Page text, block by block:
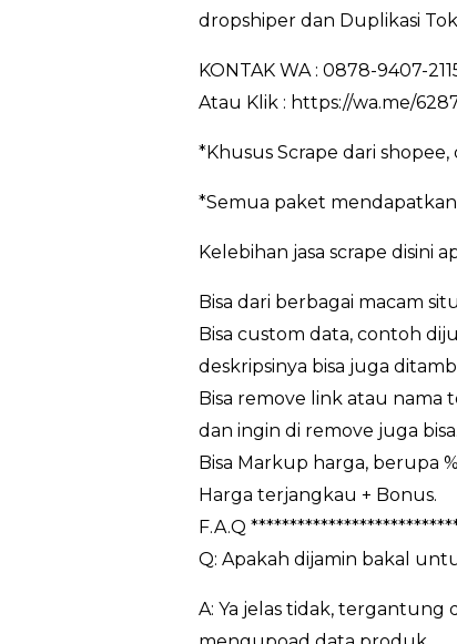
dropshiper dan Duplikasi
KONTAK WA : 0878-9407-
Atau Klik : https://wa.me/
*Khusus Scrape dari
*Semua paket
Kelebihan jasa scrape disini
Bisa dari berbagai macam
Bisa custom data, contoh
deskripsinya bisa juga
Bisa remove link atau nama
dan ingin di remove juga bisa.
Bisa Markup harga, berupa
Harga terjangkau + Bonus.
F.A.Q
Q: Apakah dijamin bakal
A: Ya jelas tidak,